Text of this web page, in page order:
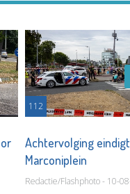
112
Achtervolging
Marconiplein
Redactie/Flashphoto - 10-